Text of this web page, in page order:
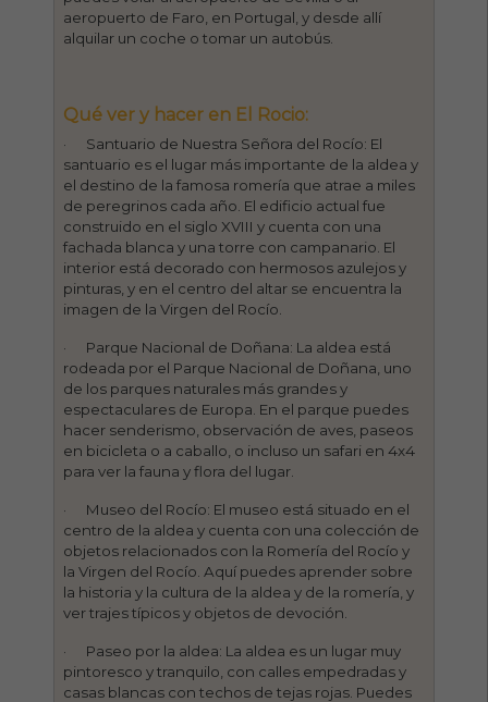
aeropuerto de Faro, en Portugal, y desde allí
alquilar un coche o tomar un autobús.
Qué ver y hacer en El Rocio:
· Santuario de Nuestra Señora del Rocío: El
santuario es el lugar más importante de la aldea y
el destino de la famosa romería que atrae a miles
de peregrinos cada año. El edificio actual fue
construido en el siglo XVIII y cuenta con una
fachada blanca y una torre con campanario. El
interior está decorado con hermosos azulejos y
pinturas, y en el centro del altar se encuentra la
imagen de la Virgen del Rocío.
· Parque Nacional de Doñana: La aldea está
rodeada por el Parque Nacional de Doñana, uno
de los parques naturales más grandes y
espectaculares de Europa. En el parque puedes
hacer senderismo, observación de aves, paseos
en bicicleta o a caballo, o incluso un safari en 4x4
para ver la fauna y flora del lugar.
· Museo del Rocío: El museo está situado en el
centro de la aldea y cuenta con una colección de
objetos relacionados con la Romería del Rocío y
la Virgen del Rocío. Aquí puedes aprender sobre
la historia y la cultura de la aldea y de la romería, y
ver trajes típicos y objetos de devoción.
· Paseo por la aldea: La aldea es un lugar muy
pintoresco y tranquilo, con calles empedradas y
casas blancas con techos de tejas rojas. Puedes